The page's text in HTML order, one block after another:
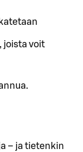
joista voit
– ja tietenkin